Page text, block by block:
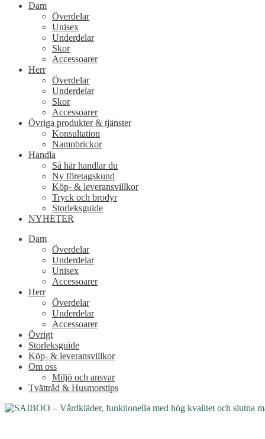
Dam
Överdelar
Unisex
Underdelar
Skor
Accessoarer
Herr
Överdelar
Underdelar
Skor
Accessoarer
Övriga produkter & tjänster
Konsultation
Namnbrickor
Handla
Så här handlar du
Ny företagskund
Köp- & leveransvillkor
Tryck och brodyr
Storleksguide
NYHETER
Dam
Överdelar
Underdelar
Unisex
Accessoarer
Herr
Överdelar
Underdelar
Accessoarer
Övrigt
Storleksguide
Köp- & leveransvillkor
Om oss
Miljö och ansvar
Tvättråd & Husmorstips